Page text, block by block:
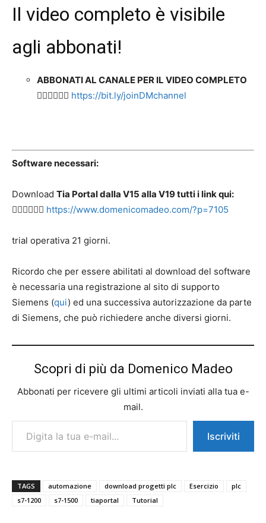
Il video completo è visibile
agli abbonati!
ABBONATI AL CANALE PER IL VIDEO COMPLETO
👉🏻👉🏻👉🏻 https://bit.ly/joinDMchannel
Software necessari:
Download Tia Portal dalla V15 alla V19 tutti i link qui:
👉🏻👉🏻👉🏻 https://www.domenicomadeo.com/?p=7105
trial operativa 21 giorni.
Ricordo che per essere abilitati al download del software
è necessaria una registrazione al sito di supporto
Siemens (qui) ed una successiva autorizzazione da parte
di Siemens, che può richiedere anche diversi giorni.
Scopri di più da Domenico Madeo
Abbonati per ricevere gli ultimi articoli inviati alla tua e-
mail.
Digita la tua e-mail...
Iscriviti
TAGS automazione download progetti plc Esercizio
plc
s7-1200
s7-1500 tiaportal Tutorial